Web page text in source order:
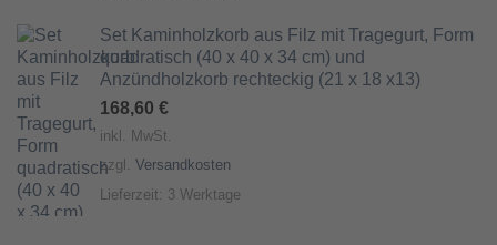
Set Kaminholzkorb aus Filz mit Tragegurt, Form
quadratisch (40 x 40 x 34 cm) und
Anzündholzkorb rechteckig (21 x 18 x13)
168,60 €
inkl. MwSt.
zzgl. Versandkosten
Lieferzeit: 3 Werktage